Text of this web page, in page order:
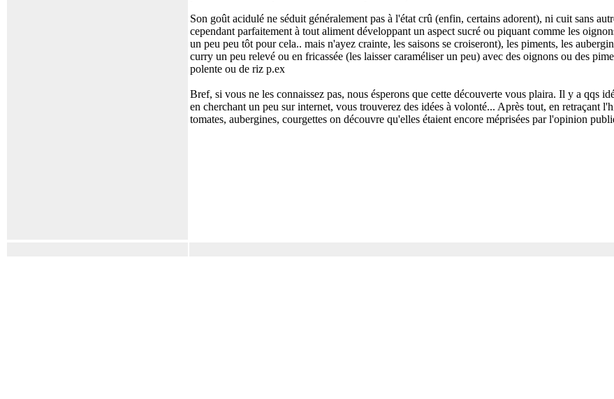
Son goût acidulé ne séduit généralement pas à l'état crû (enfin, certains adorent), ni cuit sans
cependant parfaitement à tout aliment développant un aspect sucré ou piquant comme les
un peu peu tôt pour cela.. mais n'ayez crainte, les saisons se croiseront), les piments, les
curry un peu relevé ou en fricassée (les laisser caraméliser un peu) avec des oignons ou des
polente ou de riz p.ex
Bref, si vous ne les connaissez pas, nous ésperons que cette découverte vous plaira. Il y a qqs
en cherchant un peu sur internet, vous trouverez des idées à volonté... Après tout, en retraçant
tomates, aubergines, courgettes on découvre qu'elles étaient encore méprisées par l'opinion